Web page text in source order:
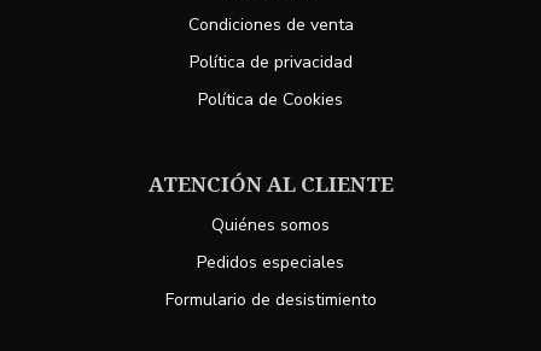
Condiciones de venta
Política de privacidad
Política de Cookies
ATENCIÓN AL CLIENTE
Quiénes somos
Pedidos especiales
Formulario de desistimiento